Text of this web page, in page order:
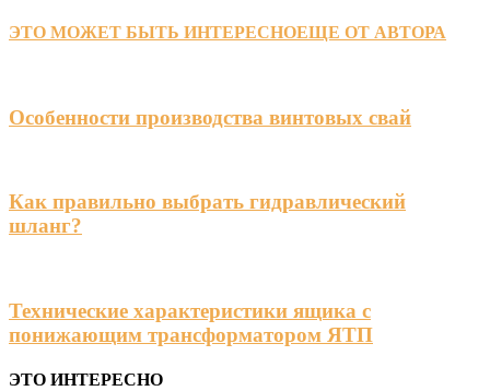
ЭТО МОЖЕТ БЫТЬ ИНТЕРЕСНОЕЩЕ ОТ АВТОРА
Особенности производства винтовых свай
Как правильно выбрать гидравлический
шланг?
Технические характеристики ящика с
понижающим трансформатором ЯТП
ЭТО ИНТЕРЕСНО